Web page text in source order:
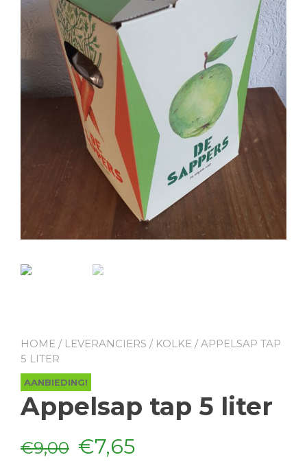
HOME / LEVERANCIERS / KOLKE / APPELSAP TAP
5 LITER
AANBIEDING!
Appelsap tap 5 liter
€9,00 Oorspronkelijke
€7,65Huidige